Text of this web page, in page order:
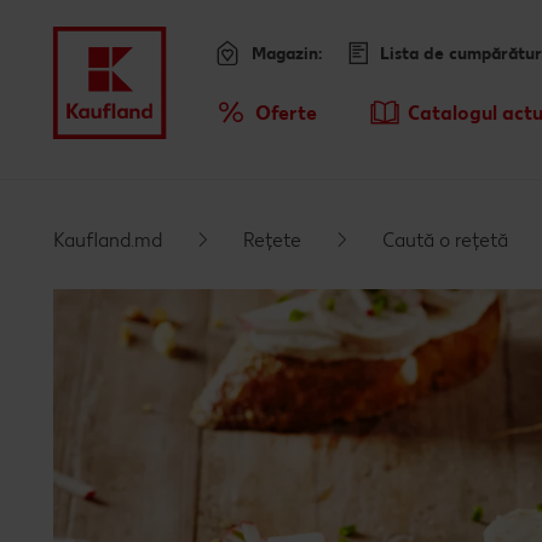
Meniu Oferte Catalogul
Magazin: Lista de
Kaufland.md Rețete Caută o rețetă